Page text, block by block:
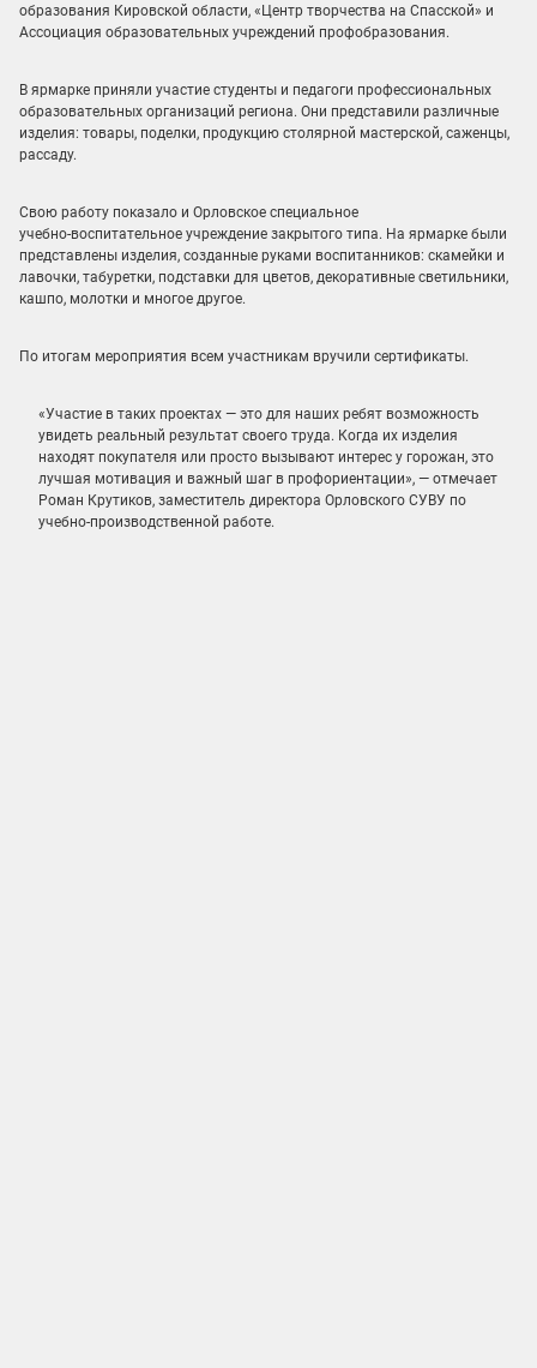
образования Кировской области, «Центр творчества на Спасской» и
Ассоциация образовательных учреждений профобразования.
В ярмарке приняли участие студенты и педагоги профессиональных
образовательных организаций региона. Они представили различные
изделия: товары, поделки, продукцию столярной мастерской, саженцы,
рассаду.
Свою работу показало и Орловское специальное
учебно‑воспитательное учреждение закрытого типа. На ярмарке были
представлены изделия, созданные руками воспитанников: скамейки и
лавочки, табуретки, подставки для цветов, декоративные светильники,
кашпо, молотки и многое другое.
По итогам мероприятия всем участникам вручили сертификаты.
«Участие в таких проектах — это для наших ребят возможность
увидеть реальный результат своего труда. Когда их изделия
находят покупателя или просто вызывают интерес у горожан, это
лучшая мотивация и важный шаг в профориентации», — отмечает
Роман Крутиков, заместитель директора Орловского СУВУ по
учебно-производственной работе.